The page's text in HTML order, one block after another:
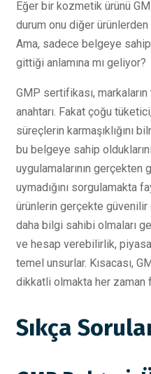
Eğer bir kozmetik ürünü
durum onu diğer
Ama, sadece belgeye
gittiği anlamına mı geliyor?
GMP sertifikası,
anahtarı. Fakat çoğu
süreçlerin karmaşıklığını
bu belgeye sahip
uygulamalarının gerçekten
uymadığını sorgulamakta
ürünlerin gerçekte güvenilir
daha bilgi sahibi olmaları
ve hesap verebilirlik,
temel unsurlar. Kısacası,
dikkatli olmakta her zaman
Sıkça